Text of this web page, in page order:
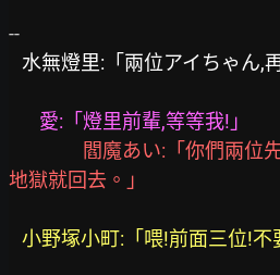
水無燈里:「兩位アイちゃん
       愛:「燈里前輩,等等我!」
閻魔あい:「你們兩
地獄就回去。」
小野塚小町:「喂!前面三位!